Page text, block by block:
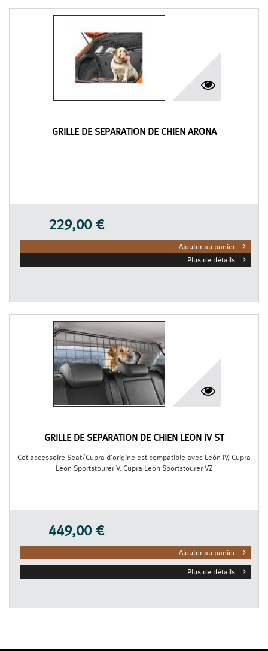
GRILLE DE SÉPARATION DE CHIEN ARONA
229,00 €
Ajouter au panier
Plus de détails
GRILLE DE SÉPARATION DE CHIEN LEON IV ST
Cet accessoire Seat/Cupra d'origine est compatible avec León IV, Cupra
Leon Sportstourer V, Cupra Leon Sportstourer VZ
449,00 €
Ajouter au panier
Plus de détails